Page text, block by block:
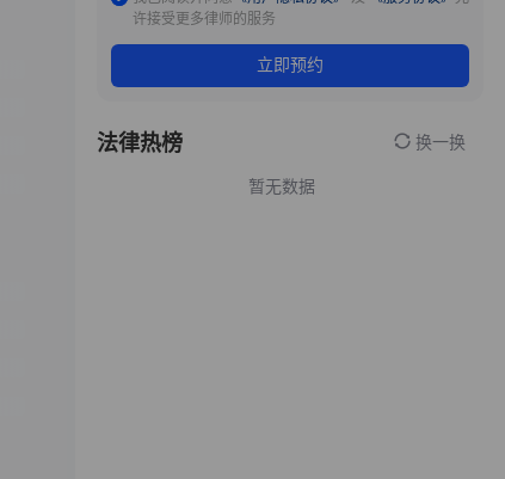
许接受更多律师的服务
立即预约
法律热榜 换一换
暂无数据